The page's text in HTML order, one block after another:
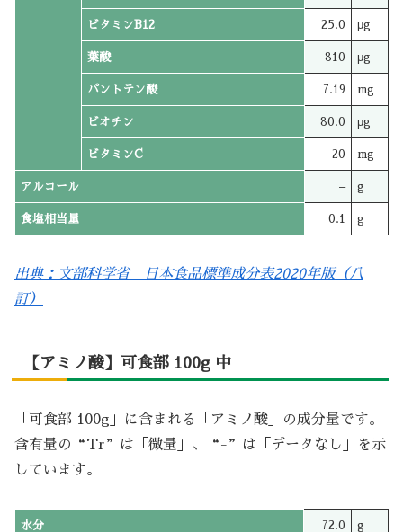
ビタミンB12 25.0 μg
葉酸 810 μg
パントテン酸 7.19 mg
ビオチン 80.0 μg
ビタミンC 20 mg
アルコール – g
食塩相当量 0.1 g
出典：文部科学省 日本食品標準成分表2020年版（八
訂）
【アミノ酸】可食部 100g 中
「可食部 100g」に含まれる「アミノ酸」の成分量です。
含有量の“Tr”は「微量」、“-”は「データなし」を示
しています。
水分 72.0 g